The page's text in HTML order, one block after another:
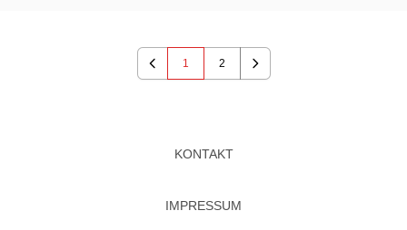
Previous
1 2
Next
KONTAKT
IMPRESSUM